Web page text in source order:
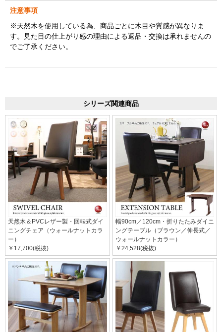
注意事項
※天然木を使用している為、商品ごとに木目や質感が異なりま
す。見た目の仕上がり感の理由による返品・交換は承れませんの
でご了承ください。
シリーズ関連商品
天然木＆PVCレザー製・回転式ダイ
ニングチェア（ウォールナットカラ
ー）
￥17,700(税抜)
幅90cm／120cm・折りたたみダイニ
ングテーブル（ブラウン／伸長式／
ウォールナットカラー）
￥24,528(税抜)